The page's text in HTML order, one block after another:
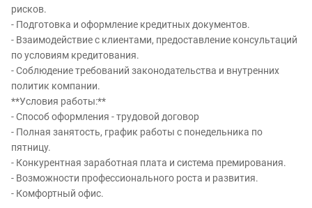
рисков.
- Подготовка и оформление кредитных документов.
- Взаимодействие с клиентами, предоставление консультаций
по условиям кредитования.
- Соблюдение требований законодательства и внутренних
политик компании.
**Условия работы:**
- Способ оформления - трудовой договор
- Полная занятость, график работы с понедельника по
пятницу.
- Конкурентная заработная плата и система премирования.
- Возможности профессионального роста и развития.
- Комфортный офис.